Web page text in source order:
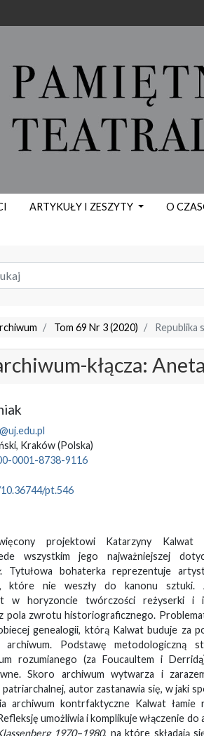
ARTYKUŁY I ZESZYTY O
Tom 69 Nr 3 (2020) Republika
kłącza:
Kraków(Polska)
0001-8738-9116
pt.546
projektowi Katarzyny Kalwat
wszystkim jego najważniejszej
. Tytułowa bohaterka reprezentuje
które nie weszły do kanonu sztuki.
w horyzoncie twórczości reżyserki i
pola zwrotu historiograficznego.
genealogii, którą Kalwat buduje za
archiwum. Podstawę metodologiczną
rozumianego (za Foucaultem i
Skoro archiwum wytwarza i
autor zastanawia się, w jaki
archiwum kontrfaktyczne Kalwat łamie
umożliwia i komplikuje włączenie do
1970–1980, na które składają